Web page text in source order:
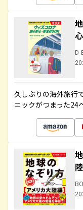
D-
久しぶりの海外旅行
ニックがつまった24